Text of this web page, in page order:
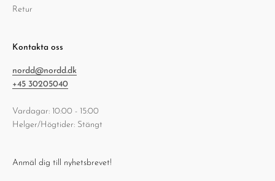
Retur
Kontakta oss
nordd@nordd.dk
+45 30205040
Vardagar: 10:00 - 15:00
Helger/Högtider: Stängt
Anmäl dig till nyhetsbrevet!